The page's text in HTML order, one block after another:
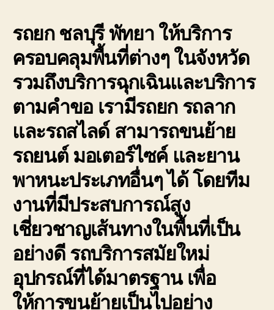
รถยก ชลบุรี พัทยาให้บริการ
ครอบคลุมพื้นที่ต่างๆ ในจังหวัด
รวมถึงบริการฉุกเฉินและบริการ
ตามคำขอ เรามีรถยก รถลาก
และรถสไลด์ สามารถขนย้าย
รถยนต์ มอเตอร์ไซค์ และยาน
พาหนะประเภทอื่นๆ ได้ โดยทีม
งานที่มีประสบการณ์สูง
เชี่ยวชาญเส้นทางในพื้นที่เป็น
อย่างดี รถบริการสมัยใหม่
อุปกรณ์ที่ได้มาตรฐาน เพื่อ
ให้การขนย้ายเป็นไปอย่าง